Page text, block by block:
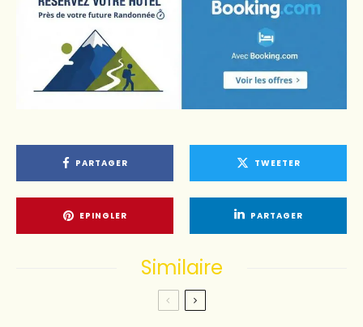
PARTAGER TWEETER
EPINGLER PARTAGER
Similaire